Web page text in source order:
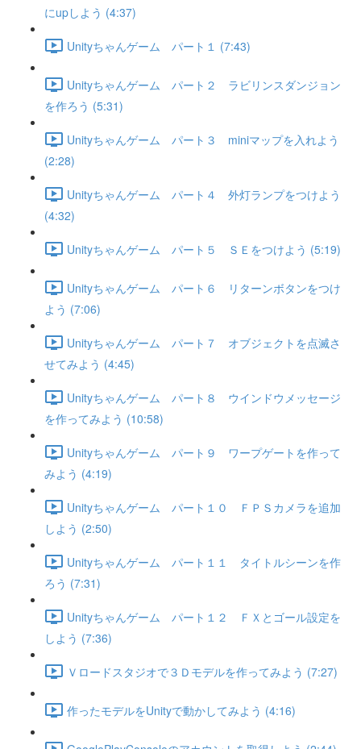
にupしよう (4:37)
Unityちゃんゲーム パート１ (7:43)
Unityちゃんゲーム パート２ ラビリンスダンジョン
を作ろう (5:31)
Unityちゃんゲーム パート３ miniマップを入れよう
(2:28)
Unityちゃんゲーム パート４ 外灯ランプをつけよう
(4:32)
Unityちゃんゲーム パート５ ＳＥをつけよう (5:19)
Unityちゃんゲーム パート６ リターンボタンをつけ
よう (7:06)
Unityちゃんゲーム パート７ オブジェクトを点滅さ
せてみよう (4:45)
Unityちゃんゲーム パート８ ウインドウメッセージ
を作ってみよう (10:58)
Unityちゃんゲーム パート９ ワープゲートを作って
みよう (4:19)
Unityちゃんゲーム パート１０ ＦＰＳカメラを追加
しよう (2:50)
Unityちゃんゲーム パート１１ タイトルシーンを作
ろう (7:31)
Unityちゃんゲーム パート１２ ＦＸとゴール設定を
しよう (7:36)
Ｖロードスタジオで３Ｄモデルを作ってみよう (7:27)
作ったモデルをUnityで動かしてみよう (4:16)